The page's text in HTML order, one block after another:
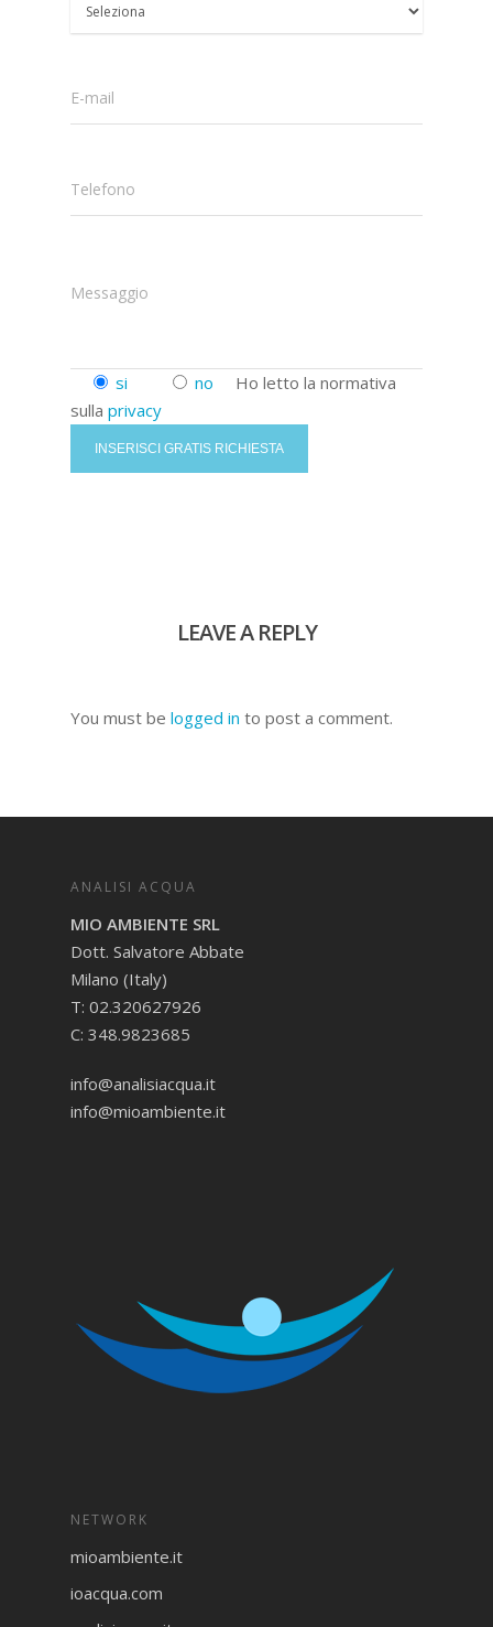
E-mail
Telefono
Messaggio
si no
Ho letto la normativa
sulla privacy
LEAVE A REPLY
You must be logged in to post a comment.
ANALISI ACQUA
MIO AMBIENTE SRL
Dott. Salvatore Abbate
Milano (Italy)
T: 02.320627926
C: 348.9823685
info@analisiacqua.it
info@mioambiente.it
NETWORK
mioambiente.it
ioacqua.com